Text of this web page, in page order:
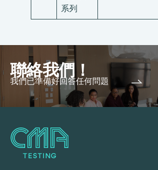
系列
聯絡我們！
我們已準備好回答任何問題